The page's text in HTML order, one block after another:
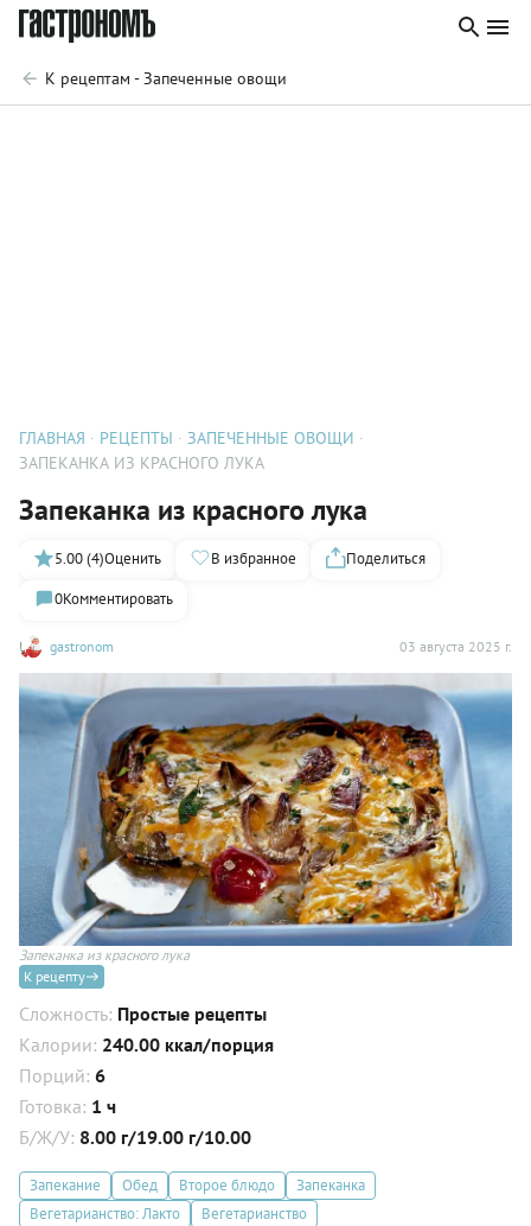
К рецептам - Запеченные овощи
ГЛАВНАЯ РЕЦЕПТЫ
ЗАПЕЧЕННЫЕ ОВОЩИ
ЗАПЕКАНКА ИЗ КРАСНОГО ЛУКА
Запеканка из красного лука
gastronom 03 августа 2025 г.
5.00 (4)Оценить В избранное
Поделиться
0Комментировать
Запеканка из красного лука
К рецепту
Сложность: Простые рецепты
Калории: 240.00 ккал/порция
Порций: 6
Готовка: 1 ч
Б/Ж/У: 8.00 г/19.00 г/10.00
Запекание Обед Второе блюдо
Запеканка
Вегетарианство: Лакто
Вегетарианство